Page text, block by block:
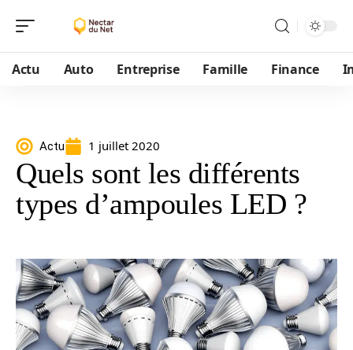
Actu Auto Entreprise Famille Finance
Actu 1 juillet 2020
Quels sont les différents
types d’ampoules LED ?